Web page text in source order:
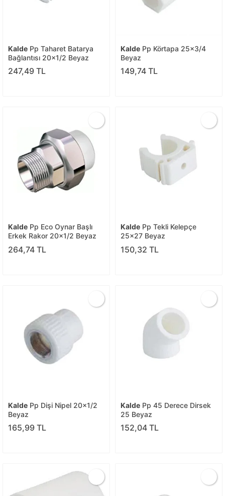
Kalde Pp Taharet Batarya
Bağlantısı 20x1/2 Beyaz
247,49 TL
Kalde Pp Körtapa 25x3/4
Beyaz
149,74 TL
Kalde Pp Eco Oynar Başlı
Erkek Rakor 20x1/2 Beyaz
264,74 TL
Kalde Pp Tekli Kelepçe
25x27 Beyaz
150,32 TL
Kalde Pp Dişi Nipel 20x1/2
Beyaz
165,99 TL
Kalde Pp 45 Derece Dirsek
25 Beyaz
152,04 TL